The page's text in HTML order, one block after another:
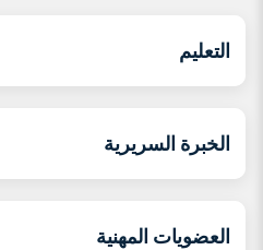
من الكلية الملكية للجراحين في
كاتراك أيضًا على الزمالة في
التعليم
الخبرة السريرية
العضويات المهنية